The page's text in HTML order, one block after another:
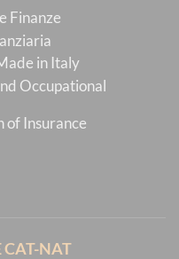
Finanze
in Italy
Occupational
of Insurance
CAT-NAT